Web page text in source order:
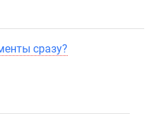
сразу?